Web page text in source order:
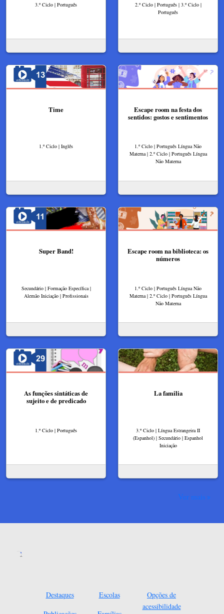
3.º Ciclo | Português
2.º Ciclo | Português | 3.º Ciclo |
Português
Time
1.º Ciclo | Inglês
Escape room na festa dos
sentidos: gostos e sentimentos
1.º Ciclo | Português Língua Não
Materna | 2.º Ciclo | Português Língua
Não Materna
Super Band!
Secundário | Formação Específica |
Alemão Iniciação | Profissionais
Escape room na biblioteca: os
números
1.º Ciclo | Português Língua Não
Materna | 2.º Ciclo | Português Língua
Não Materna
As funções sintáticas de
sujeito e de predicado
1.º Ciclo | Português
La familia
3.º Ciclo | Língua Estrangeira II
(Espanhol) | Secundário | Espanhol
Iniciação
Ver mais
Destaques
Escolas
Opções de
acessibilidade